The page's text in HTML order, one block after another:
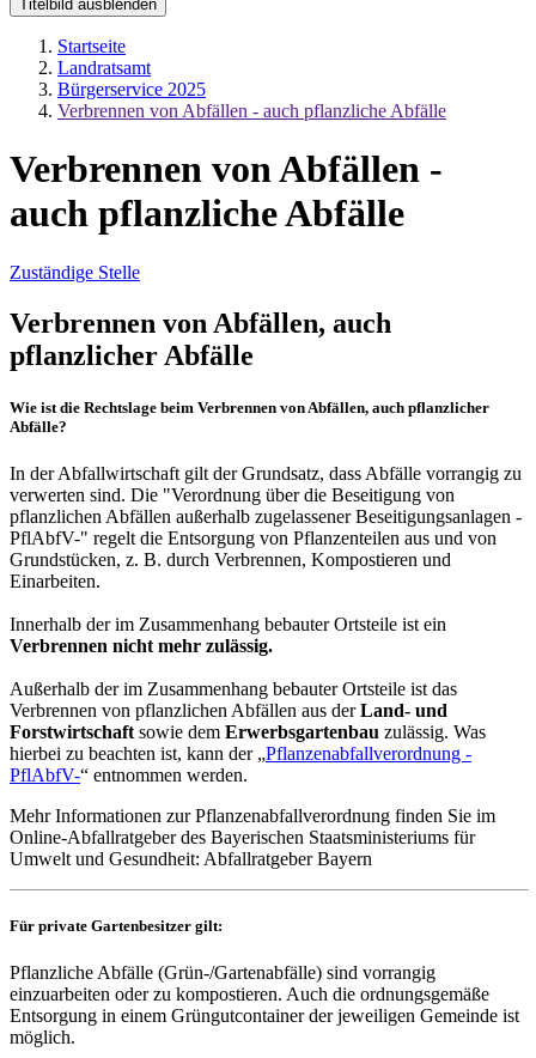
Titelbild ausblenden
Startseite
Landratsamt
Bürgerservice 2025
Verbrennen von Abfällen - auch pflanzliche Abfälle
Verbrennen von Abfällen -
auch pflanzliche Abfälle
Zuständige Stelle
Verbrennen von Abfällen, auch
pflanzlicher Abfälle
Wie ist die Rechtslage beim Verbrennen von Abfällen, auch pflanzlicher
Abfälle?
In der Abfallwirtschaft gilt der Grundsatz, dass Abfälle vorrangig zu
verwerten sind. Die "Verordnung über die Beseitigung von
pflanzlichen Abfällen außerhalb zugelassener Beseitigungsanlagen -
PflAbfV-" regelt die Entsorgung von Pflanzenteilen aus und von
Grundstücken, z. B. durch Verbrennen, Kompostieren und
Einarbeiten.
Innerhalb der im Zusammenhang bebauter Ortsteile ist ein
Verbrennen nicht mehr zulässig.
Außerhalb der im Zusammenhang bebauter Ortsteile ist das
Verbrennen von pflanzlichen Abfällen aus derLand- und
Forstwirtschaft sowie dem Erwerbsgartenbau zulässig. Was
hierbei zu beachten ist, kann der „Pflanzenabfallverordnung -
PflAbfV-“ entnommen werden.
Mehr Informationen zur Pflanzenabfallverordnung finden Sie im
Online-Abfallratgeber des Bayerischen Staatsministeriums für
Umwelt und Gesundheit: Abfallratgeber Bayern
Für private Gartenbesitzer gilt:
Pflanzliche Abfälle (Grün-/Gartenabfälle) sind vorrangig
einzuarbeiten oder zu kompostieren. Auch die ordnungsgemäße
Entsorgung in einem Grüngutcontainer der jeweiligen Gemeinde ist
möglich.